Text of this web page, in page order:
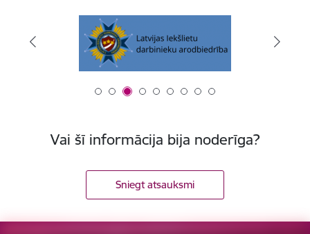
Vai šī informācija bija noderīga?
Sniegt atsauksmi